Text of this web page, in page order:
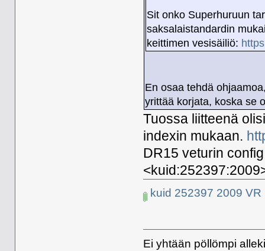
Sit onko Superhuruun
saksalaistandardin
keittimen vesisäiliö:
En osaa tehdä
yrittää korjata, koska se
Tuossa liitteenä
indexin mukaan.
DR15 veturin
kuid 252397 2009
Ei yhtään pöllömpi